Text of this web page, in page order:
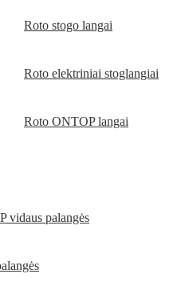
Roto stogo langai
Roto elektriniai stoglangiai
Roto ONTOP langai
palangės